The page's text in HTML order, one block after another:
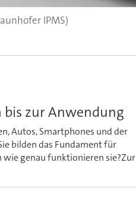
IPMS)
bis zur Anwendung
Autos, Smartphones und der
bilden das Fundament für
wie genau funktionieren sie?Zur